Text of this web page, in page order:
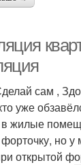
сам ,
уже
в жилые
но у
открытой